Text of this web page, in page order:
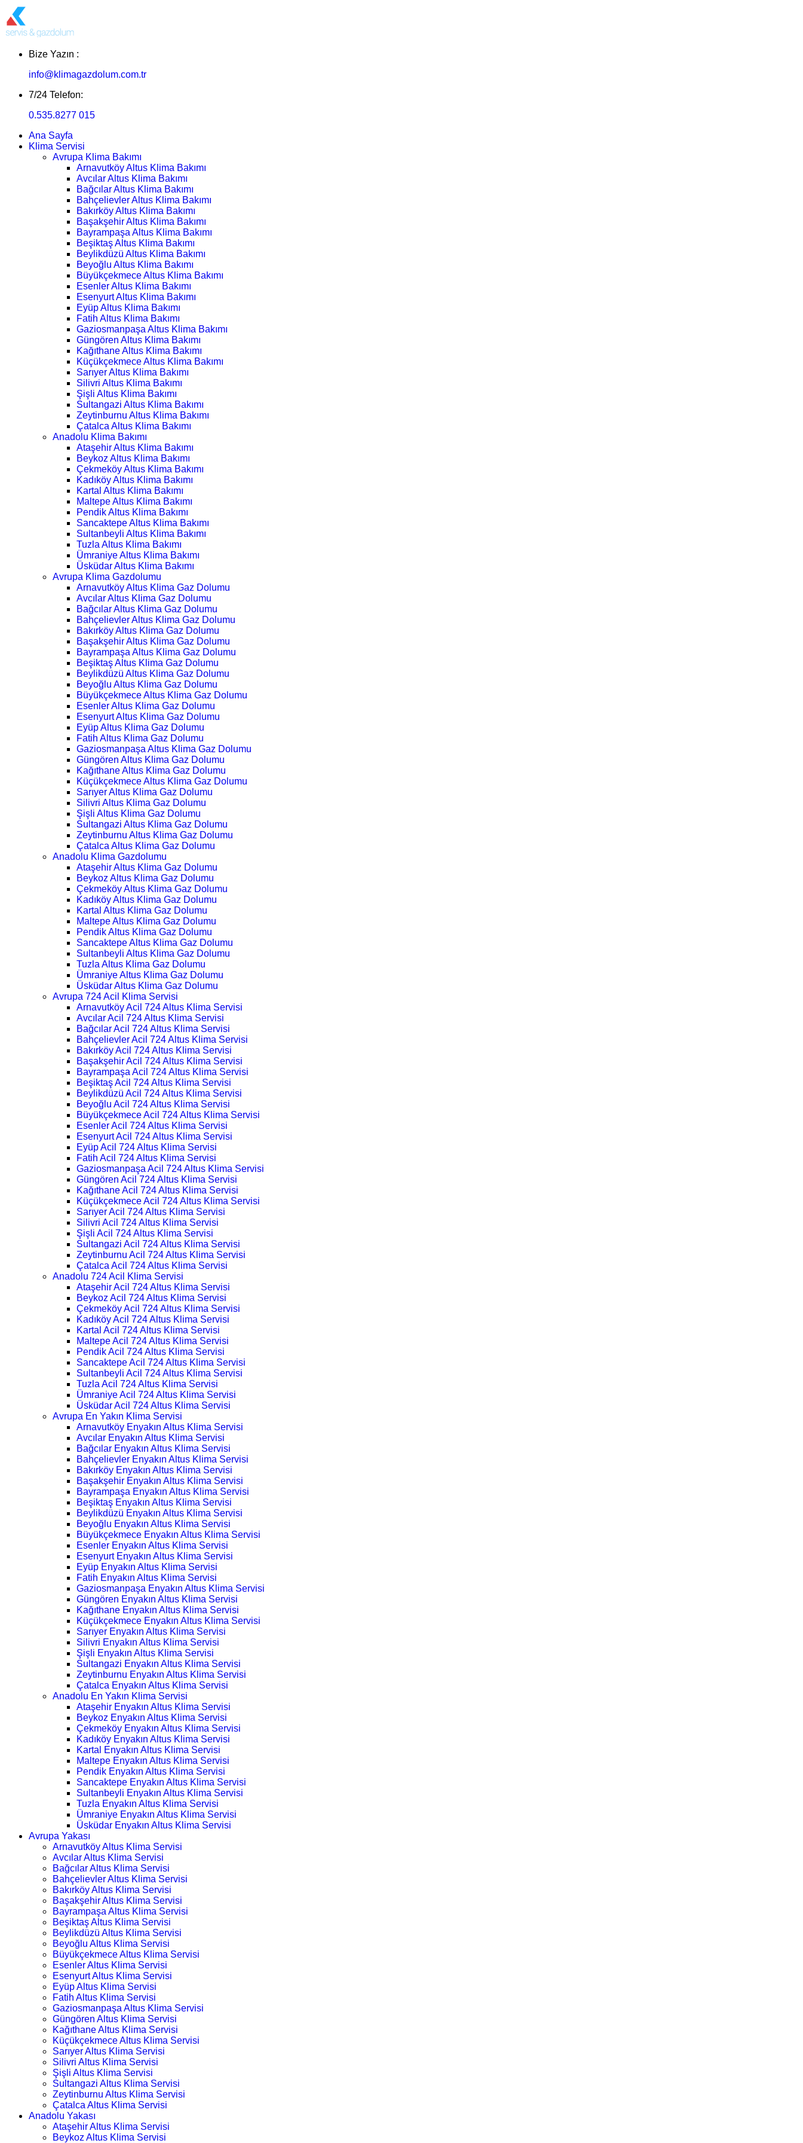
Bize Yazın :
info@klimagazdolum.com.tr
7/24 Telefon:
0.535.8277 015
Ana Sayfa
Klima Servisi
Avrupa Klima Bakımı
Arnavutköy Altus Klima Bakımı
Avcılar Altus Klima Bakımı
Bağcılar Altus Klima Bakımı
Bahçelievler Altus Klima Bakımı
Bakırköy Altus Klima Bakımı
Başakşehir Altus Klima Bakımı
Bayrampaşa Altus Klima Bakımı
Beşiktaş Altus Klima Bakımı
Beylikdüzü Altus Klima Bakımı
Beyoğlu Altus Klima Bakımı
Büyükçekmece Altus Klima Bakımı
Esenler Altus Klima Bakımı
Esenyurt Altus Klima Bakımı
Eyüp Altus Klima Bakımı
Fatih Altus Klima Bakımı
Gaziosmanpaşa Altus Klima Bakımı
Güngören Altus Klima Bakımı
Kağıthane Altus Klima Bakımı
Küçükçekmece Altus Klima Bakımı
Sarıyer Altus Klima Bakımı
Silivri Altus Klima Bakımı
Şişli Altus Klima Bakımı
Sultangazi Altus Klima Bakımı
Zeytinburnu Altus Klima Bakımı
Çatalca Altus Klima Bakımı
Anadolu Klima Bakımı
Ataşehir Altus Klima Bakımı
Beykoz Altus Klima Bakımı
Çekmeköy Altus Klima Bakımı
Kadıköy Altus Klima Bakımı
Kartal Altus Klima Bakımı
Maltepe Altus Klima Bakımı
Pendik Altus Klima Bakımı
Sancaktepe Altus Klima Bakımı
Sultanbeyli Altus Klima Bakımı
Tuzla Altus Klima Bakımı
Ümraniye Altus Klima Bakımı
Üsküdar Altus Klima Bakımı
Avrupa Klima Gazdolumu
Arnavutköy Altus Klima Gaz Dolumu
Avcılar Altus Klima Gaz Dolumu
Bağcılar Altus Klima Gaz Dolumu
Bahçelievler Altus Klima Gaz Dolumu
Bakırköy Altus Klima Gaz Dolumu
Başakşehir Altus Klima Gaz Dolumu
Bayrampaşa Altus Klima Gaz Dolumu
Beşiktaş Altus Klima Gaz Dolumu
Beylikdüzü Altus Klima Gaz Dolumu
Beyoğlu Altus Klima Gaz Dolumu
Büyükçekmece Altus Klima Gaz Dolumu
Esenler Altus Klima Gaz Dolumu
Esenyurt Altus Klima Gaz Dolumu
Eyüp Altus Klima Gaz Dolumu
Fatih Altus Klima Gaz Dolumu
Gaziosmanpaşa Altus Klima Gaz Dolumu
Güngören Altus Klima Gaz Dolumu
Kağıthane Altus Klima Gaz Dolumu
Küçükçekmece Altus Klima Gaz Dolumu
Sarıyer Altus Klima Gaz Dolumu
Silivri Altus Klima Gaz Dolumu
Şişli Altus Klima Gaz Dolumu
Sultangazi Altus Klima Gaz Dolumu
Zeytinburnu Altus Klima Gaz Dolumu
Çatalca Altus Klima Gaz Dolumu
Anadolu Klima Gazdolumu
Ataşehir Altus Klima Gaz Dolumu
Beykoz Altus Klima Gaz Dolumu
Çekmeköy Altus Klima Gaz Dolumu
Kadıköy Altus Klima Gaz Dolumu
Kartal Altus Klima Gaz Dolumu
Maltepe Altus Klima Gaz Dolumu
Pendik Altus Klima Gaz Dolumu
Sancaktepe Altus Klima Gaz Dolumu
Sultanbeyli Altus Klima Gaz Dolumu
Tuzla Altus Klima Gaz Dolumu
Ümraniye Altus Klima Gaz Dolumu
Üsküdar Altus Klima Gaz Dolumu
Avrupa 724 Acil Klima Servisi
Arnavutköy Acil 724 Altus Klima Servisi
Avcılar Acil 724 Altus Klima Servisi
Bağcılar Acil 724 Altus Klima Servisi
Bahçelievler Acil 724 Altus Klima Servisi
Bakırköy Acil 724 Altus Klima Servisi
Başakşehir Acil 724 Altus Klima Servisi
Bayrampaşa Acil 724 Altus Klima Servisi
Beşiktaş Acil 724 Altus Klima Servisi
Beylikdüzü Acil 724 Altus Klima Servisi
Beyoğlu Acil 724 Altus Klima Servisi
Büyükçekmece Acil 724 Altus Klima Servisi
Esenler Acil 724 Altus Klima Servisi
Esenyurt Acil 724 Altus Klima Servisi
Eyüp Acil 724 Altus Klima Servisi
Fatih Acil 724 Altus Klima Servisi
Gaziosmanpaşa Acil 724 Altus Klima Servisi
Güngören Acil 724 Altus Klima Servisi
Kağıthane Acil 724 Altus Klima Servisi
Küçükçekmece Acil 724 Altus Klima Servisi
Sarıyer Acil 724 Altus Klima Servisi
Silivri Acil 724 Altus Klima Servisi
Şişli Acil 724 Altus Klima Servisi
Sultangazi Acil 724 Altus Klima Servisi
Zeytinburnu Acil 724 Altus Klima Servisi
Çatalca Acil 724 Altus Klima Servisi
Anadolu 724 Acil Klima Servisi
Ataşehir Acil 724 Altus Klima Servisi
Beykoz Acil 724 Altus Klima Servisi
Çekmeköy Acil 724 Altus Klima Servisi
Kadıköy Acil 724 Altus Klima Servisi
Kartal Acil 724 Altus Klima Servisi
Maltepe Acil 724 Altus Klima Servisi
Pendik Acil 724 Altus Klima Servisi
Sancaktepe Acil 724 Altus Klima Servisi
Sultanbeyli Acil 724 Altus Klima Servisi
Tuzla Acil 724 Altus Klima Servisi
Ümraniye Acil 724 Altus Klima Servisi
Üsküdar Acil 724 Altus Klima Servisi
Avrupa En Yakın Klima Servisi
Arnavutköy Enyakın Altus Klima Servisi
Avcılar Enyakın Altus Klima Servisi
Bağcılar Enyakın Altus Klima Servisi
Bahçelievler Enyakın Altus Klima Servisi
Bakırköy Enyakın Altus Klima Servisi
Başakşehir Enyakın Altus Klima Servisi
Bayrampaşa Enyakın Altus Klima Servisi
Beşiktaş Enyakın Altus Klima Servisi
Beylikdüzü Enyakın Altus Klima Servisi
Beyoğlu Enyakın Altus Klima Servisi
Büyükçekmece Enyakın Altus Klima Servisi
Esenler Enyakın Altus Klima Servisi
Esenyurt Enyakın Altus Klima Servisi
Eyüp Enyakın Altus Klima Servisi
Fatih Enyakın Altus Klima Servisi
Gaziosmanpaşa Enyakın Altus Klima Servisi
Güngören Enyakın Altus Klima Servisi
Kağıthane Enyakın Altus Klima Servisi
Küçükçekmece Enyakın Altus Klima Servisi
Sarıyer Enyakın Altus Klima Servisi
Silivri Enyakın Altus Klima Servisi
Şişli Enyakın Altus Klima Servisi
Sultangazi Enyakın Altus Klima Servisi
Zeytinburnu Enyakın Altus Klima Servisi
Çatalca Enyakın Altus Klima Servisi
Anadolu En Yakın Klima Servisi
Ataşehir Enyakın Altus Klima Servisi
Beykoz Enyakın Altus Klima Servisi
Çekmeköy Enyakın Altus Klima Servisi
Kadıköy Enyakın Altus Klima Servisi
Kartal Enyakın Altus Klima Servisi
Maltepe Enyakın Altus Klima Servisi
Pendik Enyakın Altus Klima Servisi
Sancaktepe Enyakın Altus Klima Servisi
Sultanbeyli Enyakın Altus Klima Servisi
Tuzla Enyakın Altus Klima Servisi
Ümraniye Enyakın Altus Klima Servisi
Üsküdar Enyakın Altus Klima Servisi
Avrupa Yakası
Arnavutköy Altus Klima Servisi
Avcılar Altus Klima Servisi
Bağcılar Altus Klima Servisi
Bahçelievler Altus Klima Servisi
Bakırköy Altus Klima Servisi
Başakşehir Altus Klima Servisi
Bayrampaşa Altus Klima Servisi
Beşiktaş Altus Klima Servisi
Beylikdüzü Altus Klima Servisi
Beyoğlu Altus Klima Servisi
Büyükçekmece Altus Klima Servisi
Esenler Altus Klima Servisi
Esenyurt Altus Klima Servisi
Eyüp Altus Klima Servisi
Fatih Altus Klima Servisi
Gaziosmanpaşa Altus Klima Servisi
Güngören Altus Klima Servisi
Kağıthane Altus Klima Servisi
Küçükçekmece Altus Klima Servisi
Sarıyer Altus Klima Servisi
Silivri Altus Klima Servisi
Şişli Altus Klima Servisi
Sultangazi Altus Klima Servisi
Zeytinburnu Altus Klima Servisi
Çatalca Altus Klima Servisi
Anadolu Yakası
Ataşehir Altus Klima Servisi
Beykoz Altus Klima Servisi